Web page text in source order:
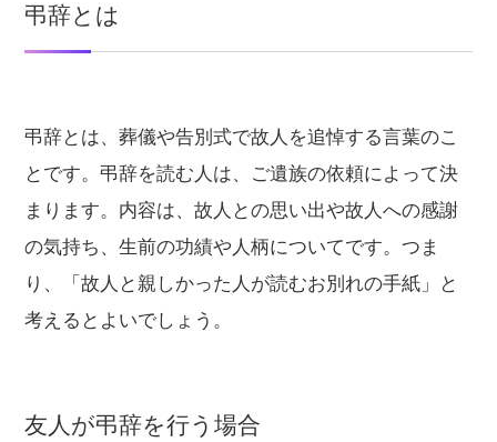
弔辞とは
弔辞とは、葬儀や告別式で故人を追悼する言葉のこ
とです。弔辞を読む人は、ご遺族の依頼によって決
まります。内容は、故人との思い出や故人への感謝
の気持ち、生前の功績や人柄についてです。つま
り、「故人と親しかった人が読むお別れの手紙」と
考えるとよいでしょう。
友人が弔辞を行う場合